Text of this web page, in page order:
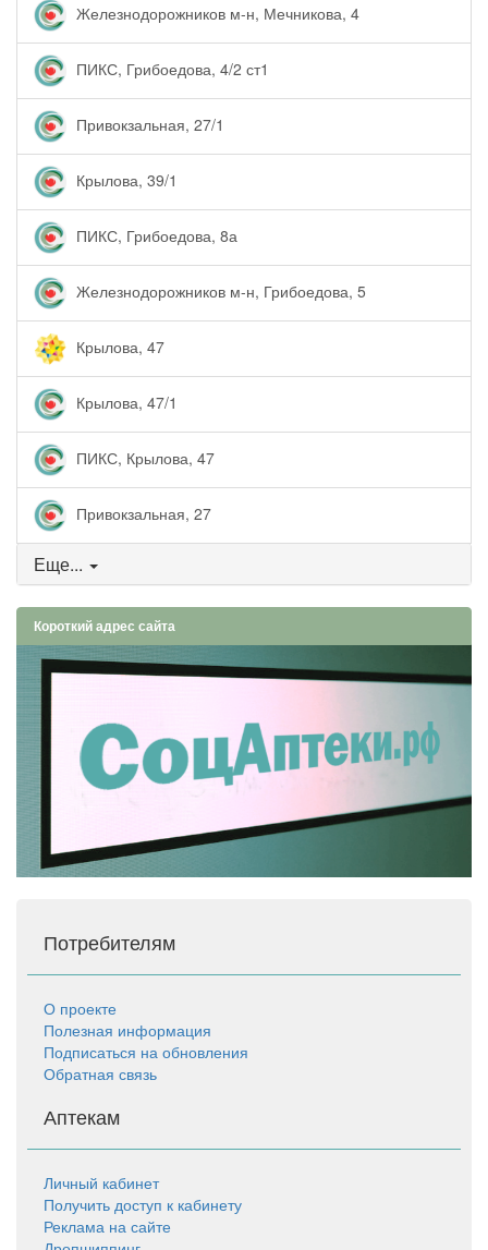
Железнодорожников м-н, Мечникова, 4
ПИКС, Грибоедова, 4/2 ст1
Привокзальная, 27/1
Крылова, 39/1
ПИКС, Грибоедова, 8а
Железнодорожников м-н, Грибоедова, 5
Крылова, 47
Крылова, 47/1
ПИКС, Крылова, 47
Привокзальная, 27
Еще...
Короткий адрес сайта
Потребителям
О проекте
Полезная информация
Подписаться на обновления
Обратная связь
Аптекам
Личный кабинет
Получить доступ к кабинету
Реклама на сайте